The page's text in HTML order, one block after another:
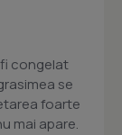
congelat
se
foarte
mai apare.